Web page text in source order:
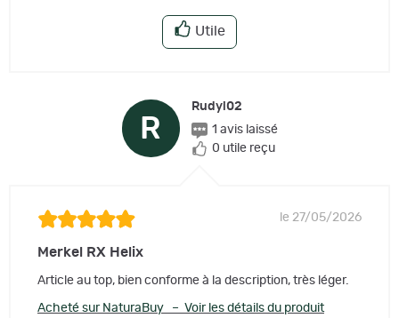
Utile
R
Rudyi02
1 avis laissé
0 utile reçu
le 27/05/2026
Merkel RX Helix
Article au top, bien conforme à la description, très léger.
Acheté sur NaturaBuy – Voir les détails du produit